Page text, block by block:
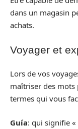
dans un magasin
achats.
Voyager et
Lors de vos
maîtriser des mots
termes qui vous
Guía: qui signifie